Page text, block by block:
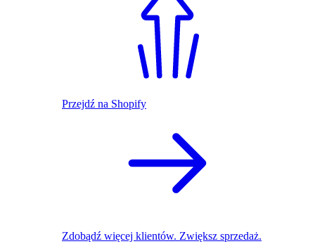
Przejdź na Shopify
Zdobądź więcej klientów. Zwiększ sprzedaż.